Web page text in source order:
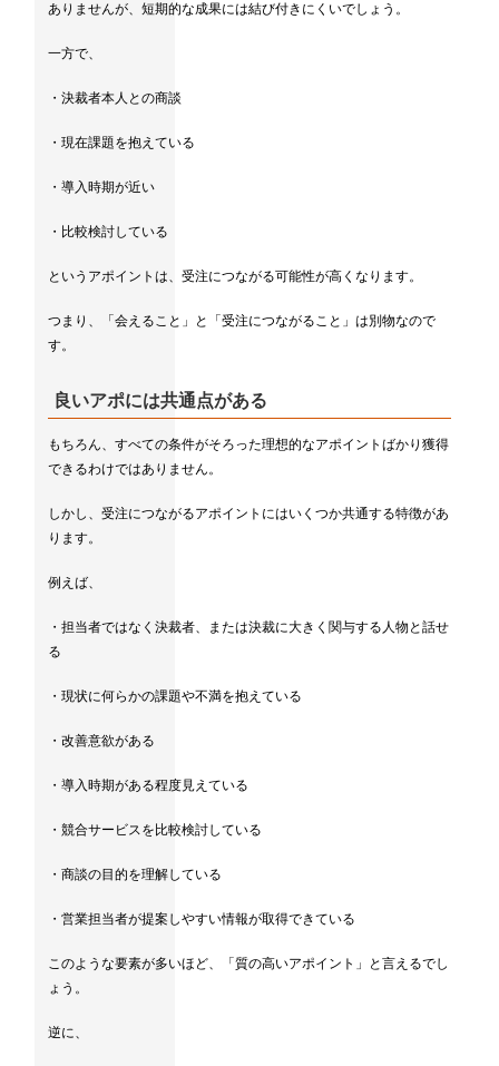
ありませんが、短期的な成果には結び付きにくいでしょう。
一方で、
・決裁者本人との商談
・現在課題を抱えている
・導入時期が近い
・比較検討している
というアポイントは、受注につながる可能性が高くなります。
つまり、「会えること」と「受注につながること」は別物なので
す。
良いアポには共通点がある
もちろん、すべての条件がそろった理想的なアポイントばかり獲得
できるわけではありません。
しかし、受注につながるアポイントにはいくつか共通する特徴があ
ります。
例えば、
・担当者ではなく決裁者、または決裁に大きく関与する人物と話せ
る
・現状に何らかの課題や不満を抱えている
・改善意欲がある
・導入時期がある程度見えている
・競合サービスを比較検討している
・商談の目的を理解している
・営業担当者が提案しやすい情報が取得できている
このような要素が多いほど、「質の高いアポイント」と言えるでし
ょう。
逆に、